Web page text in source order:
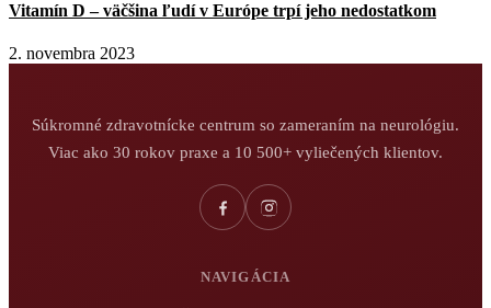
Vitamín D – väčšina ľudí v Európe trpí jeho nedostatkom
2. novembra 2023
Súkromné zdravotnícke centrum so zameraním na neurológiu.
Viac ako 30 rokov praxe a 10 500+ vyliečených klientov.
NAVIGÁCIA